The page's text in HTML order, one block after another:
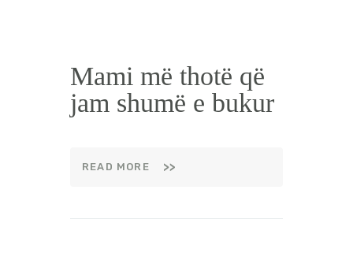
Mami më thotë që
jam shumë e bukur
READ MORE